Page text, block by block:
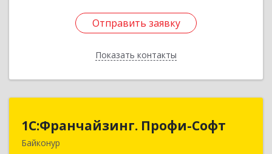
Отправить заявку
Показать контакты
Отправить заявку
Назад
1С:Франчайзинг. Профи-Софт
Байконур
1С:Франчайзинг. Профи-Софт
468320, Байконур г, Ленина ул, дом № 10,